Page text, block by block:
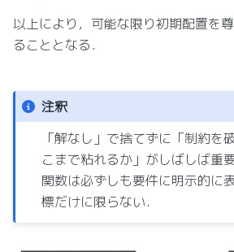
以上により，可能な限り初期配置を
ることとなる．
注釈
「解なし」で捨てずに「制約を
こまで粘れるか」がしばしば重
関数は必ずしも要件に明示的に
標だけに限らない．